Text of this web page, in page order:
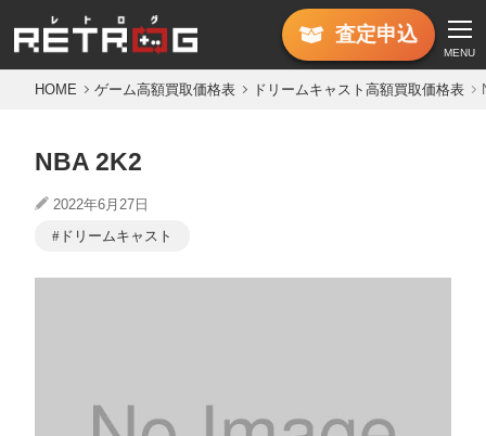
査定申込
MENU
HOME ゲーム高額買取価格表 ドリームキャスト高額買取価格表
NBA 2K2
2022年6月27日
ドリームキャスト